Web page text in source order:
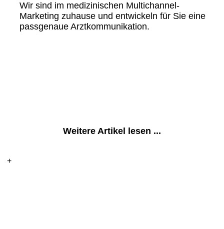
Wir sind im medizinischen Multichannel-
Marketing zuhause und entwickeln für Sie eine
passgenaue Arztkommunikation.
Weitere Artikel lesen ...